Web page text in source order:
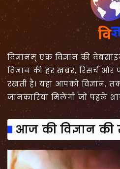
विज्ञानम् एक विज्ञान की
विज्ञान की हर खबर, रिसर्च
रखती है। यहां आपको विज्ञान,
जानकारियां मिलेंगी जो पहले
आज की विज्ञान की